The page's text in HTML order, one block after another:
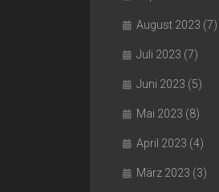
August 2023 (7)
Juli 2023 (7)
Juni 2023 (5)
Mai 2023 (8)
April 2023 (4)
März 2023 (3)